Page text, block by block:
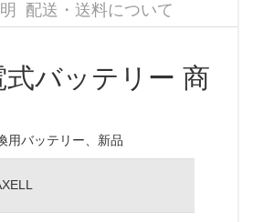
配送・送料について
式バッテリー 商
用バッテリー、新品